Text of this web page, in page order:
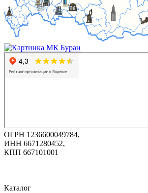
ОГРН 1236600049784,
ИНН 6671280452,
КПП 667101001
Каталог